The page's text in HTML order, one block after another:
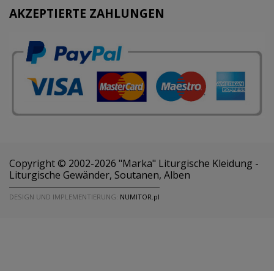
AKZEPTIERTE ZAHLUNGEN
Copyright © 2002-2026 "Marka" Liturgische Kleidung -
Liturgische Gewänder, Soutanen, Alben
DESIGN UND IMPLEMENTIERUNG: NUMITOR.pl